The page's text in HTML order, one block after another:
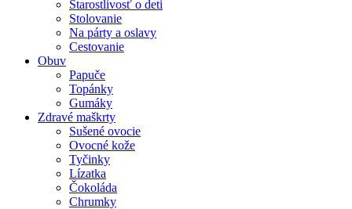
Starostlivosť o deti
Stolovanie
Na párty a oslavy
Cestovanie
Obuv
Papuče
Topánky
Gumáky
Zdravé maškrty
Sušené ovocie
Ovocné kože
Tyčinky
Lízatka
Čokoláda
Chrumky